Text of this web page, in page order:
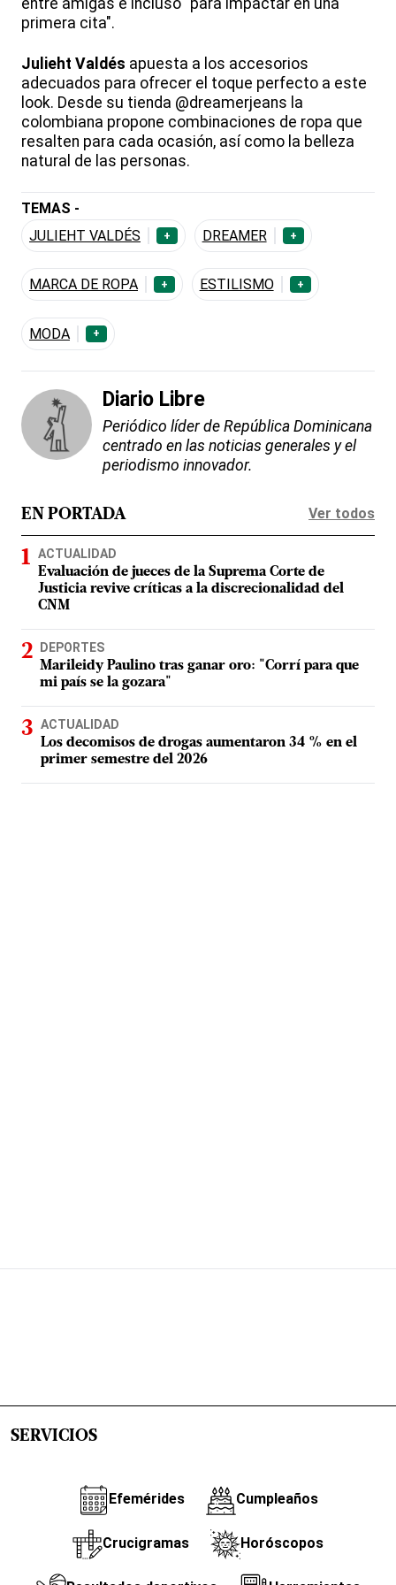
entre amigas e incluso "para impactar en una
primera cita".
Julieht Valdés apuesta a los accesorios
adecuados para ofrecer el toque perfecto a este
look. Desde su tienda @dreamerjeans la
colombiana propone combinaciones de ropa que
resalten para cada ocasión, así como la belleza
natural de las personas.
TEMAS -
JULIEHT VALDÉS
+ DREAMER +
MARCA DE ROPA + ESTILISMO +
MODA +
Diario Libre
Periódico líder de República Dominicana
centrado en las noticias generales y el
periodismo innovador.
EN PORTADA Ver todos
ACTUALIDAD
Evaluación de jueces de la Suprema Corte de
Justicia revive críticas a la discrecionalidad del
CNM
DEPORTES
Marileidy Paulino tras ganar oro: "Corrí para que
mi país se la gozara"
ACTUALIDAD
Los decomisos de drogas aumentaron 34 % en el
primer semestre del 2026
SERVICIOS
Efemérides Cumpleaños
Crucigramas Horóscopos